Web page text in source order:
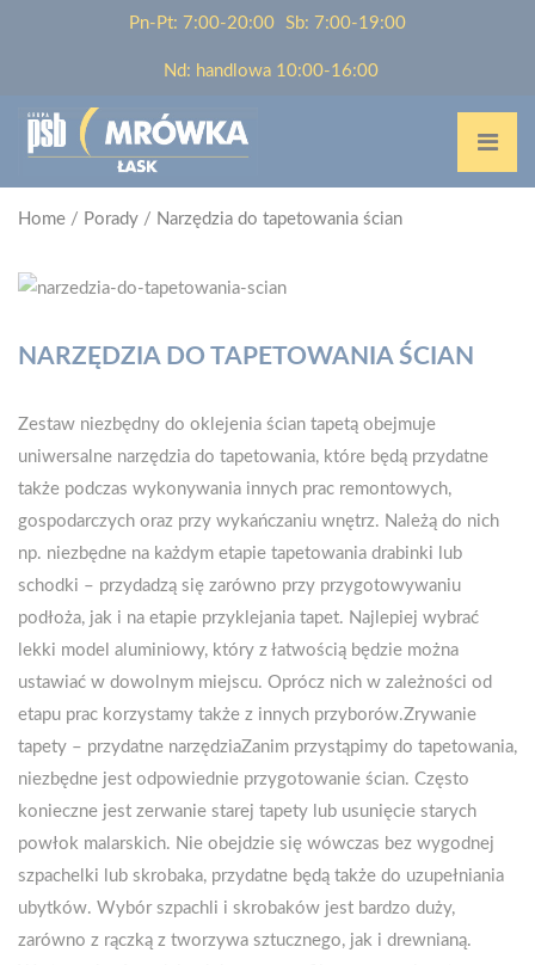
Pn-Pt: 7:00-20:00 Sb: 7:00-19:00
Nd: handlowa 10:00-16:00
Home / Porady / Narzędzia do tapetowania ścian
NARZĘDZIA DO TAPETOWANIA ŚCIAN
Zestaw niezbędny do oklejenia ścian tapetą obejmuje
uniwersalne narzędzia do tapetowania, które będą przydatne
także podczas wykonywania innych prac remontowych,
gospodarczych oraz przy wykańczaniu wnętrz. Należą do nich
np. niezbędne na każdym etapie tapetowania drabinki lub
schodki – przydadzą się zarówno przy przygotowywaniu
podłoża, jak i na etapie przyklejania tapet. Najlepiej wybrać
lekki model aluminiowy, który z łatwością będzie można
ustawiać w dowolnym miejscu. Oprócz nich w zależności od
etapu prac korzystamy także z innych przyborów.Zrywanie
tapety – przydatne narzędziaZanim przystąpimy do tapetowania,
niezbędne jest odpowiednie przygotowanie ścian. Często
konieczne jest zerwanie starej tapety lub usunięcie starych
powłok malarskich. Nie obejdzie się wówczas bez wygodnej
szpachelki lub skrobaka, przydatne będą także do uzupełniania
ubytków. Wybór szpachli i skrobaków jest bardzo duży,
zarówno z rączką z tworzywa sztucznego, jak i drewnianą.